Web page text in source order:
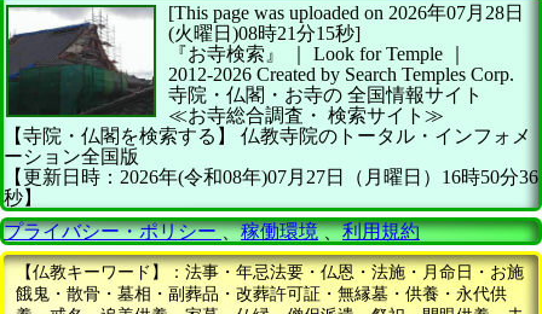
[This page was uploaded on 2026年07月28日
(火曜日)08時21分15秒]
『お寺検索』 ｜ Look for Temple
2012-2026 Created by Search Temples Corp.
寺院・仏閣・お寺の 全国情報サイト
≪お寺総合調査・ 検索サイト≫
【寺院・仏閣を検索する】
仏教寺院のトータル・インフォメ
ーション全国版
【更新日時：2026年(令和08年)07月27日（月曜日）16時50分36
秒】
プライバシー・ポリシー、稼働環境、利用規約
【仏教キーワード】：法事・年忌法要・仏恩・法施・月命日・お施
餓鬼・散骨・墓相・副葬品・改葬許可証・無縁墓・供養・永代供